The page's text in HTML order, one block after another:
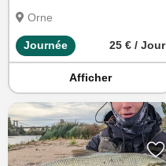
Orne
Journée 25 € / Jour
Afficher